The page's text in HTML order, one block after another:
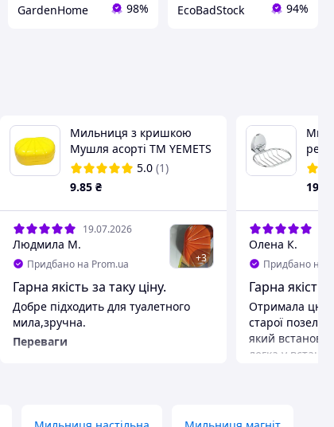
GardenHome 98% EcoBadStock 94%
Мильниця з кришкою
Мушля асорті ТМ YEMETS
5.0 (1)
9.85 ₴
19.07.2026
Людмила М.
Придбано на Prom.ua +3
Гарна якість за таку ціну.
Добре підходить для туалетного
мила,зручна.
Переваги
192
Олена К.
Придбано на
Гарна
Отримала цю
старої
який
легка у
Переваги